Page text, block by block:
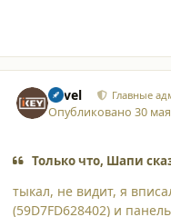
Pavel Главные
Опубликовано30 мая
Только что, Шапи
тыкал, не видит, я
(59D7FD628402) и